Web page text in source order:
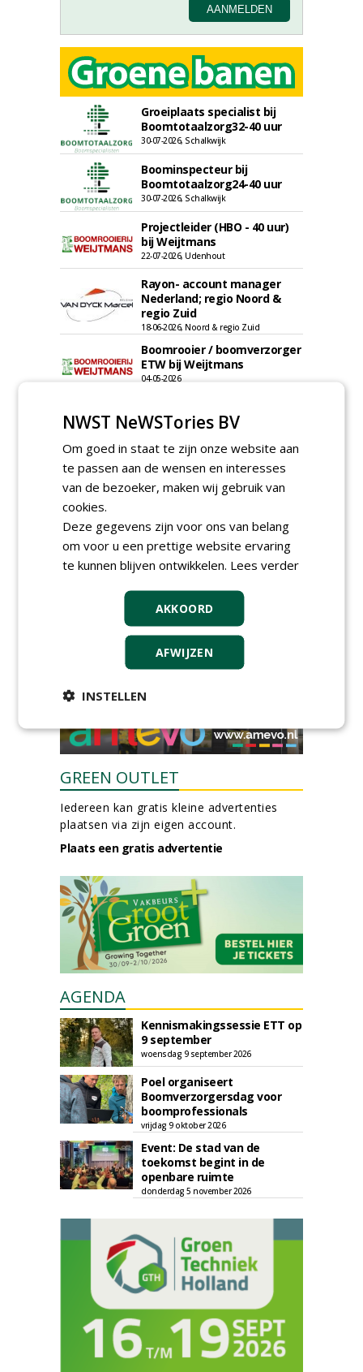
Groeiplaats specialist bij
Boomtotaalzorg32-40 uur
30-07-2026, Schalkwijk
Boominspecteur bij
Boomtotaalzorg24-40 uur
30-07-2026, Schalkwijk
Projectleider (HBO - 40 uur)
bij Weijtmans
22-07-2026, Udenhout
Rayon- account manager
Nederland; regio Noord &
regio Zuid
18-06-2026, Noord & regio Zuid
Boomrooier / boomverzorger
ETW bij Weijtmans
04-05-2026
Chauffeur
zaden Nederland B.V.
06-08-2026, Ven-Zelderheide
Kasmedewerker (fulltime) bij
Allround
magazijnmedewerker
(fulltime) bij DSV zaden
Nederland B.V.
meer Groene Banen
GREEN OUTLET
Iedereen kan gratis kleine advertenties
plaatsen via zijn eigen account.
Plaats een gratis advertentie
AGENDA
Kennismakingssessie ETT op
9 september
woensdag 9 september 2026
Poel organiseert
Boomverzorgersdag voor
boomprofessionals
vrijdag 9 oktober 2026
Event: De stad van de
toekomst begint in de
openbare ruimte
donderdag 5 november 2026
NWST NeWSTories BV
Om goed in staat te zijn onze website aan
te passen aan de wensen en interesses
van de bezoeker, maken wij gebruik van
cookies.
Deze gegevens zijn voor ons van belang
om voor u een prettige website ervaring
te kunnen blijven ontwikkelen. Lees verder
AKKOORD
AFWIJZEN
INSTELLEN